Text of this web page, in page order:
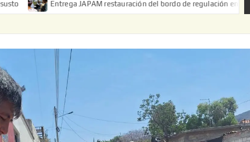
Entrega JAPAM restauración del bordo de regulación en el Ejido de